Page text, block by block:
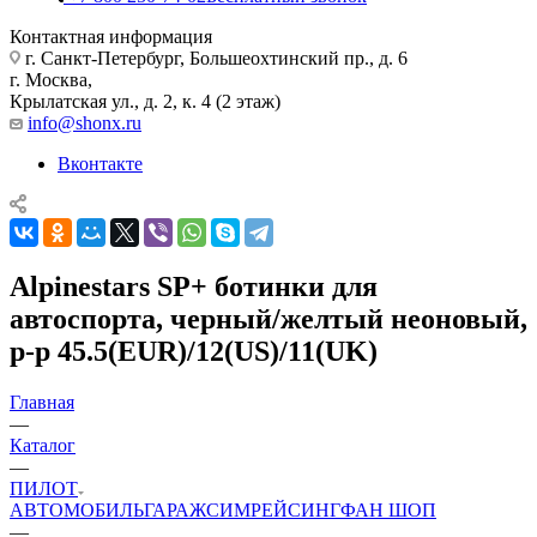
Контактная информация
г. Санкт-Петербург, Большеохтинский пр., д. 6
г. Москва,
Крылатская ул., д. 2, к. 4 (2 этаж)
info@shonx.ru
Вконтакте
Alpinestars SP+ ботинки для
автоспорта, черный/желтый неоновый,
р-р 45.5(EUR)/12(US)/11(UK)
Главная
—
Каталог
—
ПИЛОТ
АВТОМОБИЛЬГАРАЖСИМРЕЙСИНГФАН ШОП
—